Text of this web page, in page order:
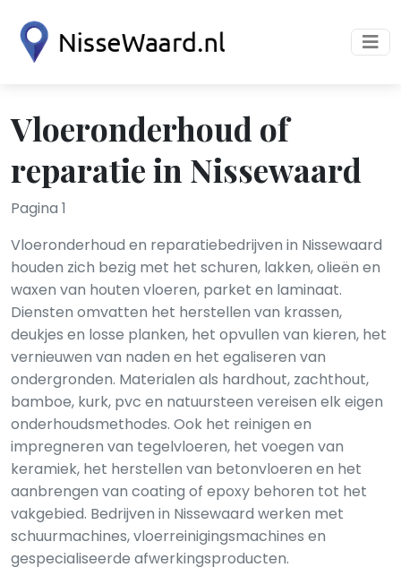
Vloeronderhoud of
reparatie in Nissewaard
Pagina 1
Vloeronderhoud en reparatiebedrijven in Nissewaard
houden zich bezig met het schuren, lakken, olieën en
waxen van houten vloeren, parket en laminaat.
Diensten omvatten het herstellen van krassen,
deukjes en losse planken, het opvullen van kieren, het
vernieuwen van naden en het egaliseren van
ondergronden. Materialen als hardhout, zachthout,
bamboe, kurk, pvc en natuursteen vereisen elk eigen
onderhoudsmethodes. Ook het reinigen en
impregneren van tegelvloeren, het voegen van
keramiek, het herstellen van betonvloeren en het
aanbrengen van coating of epoxy behoren tot het
vakgebied. Bedrijven in Nissewaard werken met
schuurmachines, vloerreinigingsmachines en
gespecialiseerde afwerkingsproducten.